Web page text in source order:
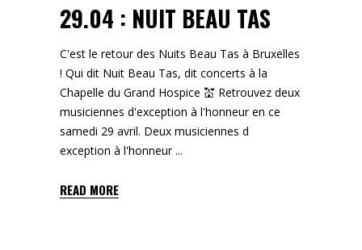
29.04 : NUIT BEAU TAS
C'est le retour des Nuits Beau Tas à Bruxelles
! Qui dit Nuit Beau Tas, dit concerts à la
Chapelle du Grand Hospice 💒 Retrouvez deux
musiciennes d'exception à l'honneur en ce
samedi 29 avril. Deux musiciennes d
exception à l'honneur
READ MORE